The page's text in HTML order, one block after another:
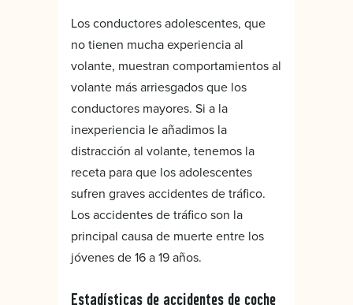
Los conductores adolescentes, que
no tienen mucha experiencia al
volante, muestran comportamientos al
volante más arriesgados que los
conductores mayores. Si a la
inexperiencia le añadimos la
distracción al volante, tenemos la
receta para que los adolescentes
sufren graves accidentes de tráfico.
Los accidentes de tráfico son la
principal causa de muerte entre los
jóvenes de 16 a 19 años.
Estadísticas de accidentes de coche